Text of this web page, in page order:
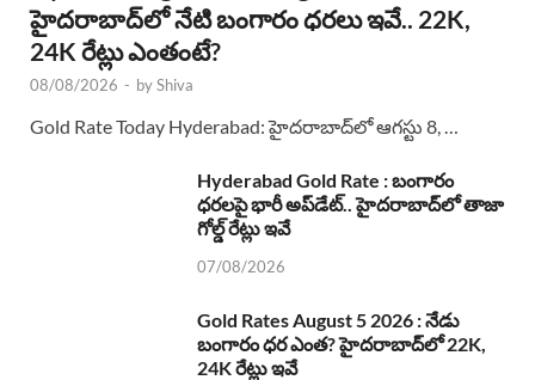
హైదరాబాద్‌లో నేటి బంగారం ధరలు ఇవే.. 22K,
24K రేట్లు ఎంతంటే?
08/08/2026 - byShiva
Gold Rate Today Hyderabad: హైదరాబాద్‌లో ఆగస్టు 8, …
Hyderabad Gold Rate : బంగారం
ధరలపై భారీ అప్‌డేట్.. హైదరాబాద్‌లో తాజా
గోల్డ్ రేట్లు ఇవే
07/08/2026
Gold Rates August 5 2026 : నేడు
బంగారం ధర ఎంత? హైదరాబాద్‌లో 22K,
24K రేట్లు ఇవే